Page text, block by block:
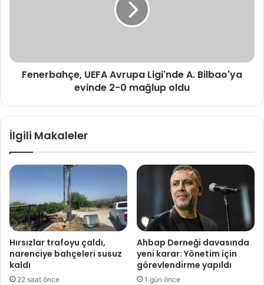
0
mağlup
Fenerbahçe, UEFA Avrupa Ligi'nde A. Bilbao'ya
evinde 2-0 mağlup oldu
İlgili Makaleler
Hırsızlar trafoyu çaldı,
narenciye bahçeleri susuz
kaldı
22 saat önce
Ahbap Derneği davasında
yeni karar: Yönetim için
görevlendirme yapıldı
1 gün önce